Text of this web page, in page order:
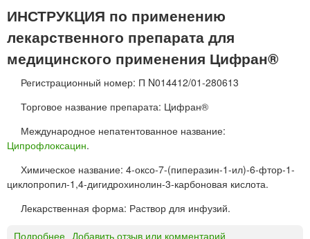
г
о
р
м
е
е
н
О
а
н
С
Т
а
л
е
т
к
ИНСТРУКЦИЯ по применению
лекарственного препарата для
медицинского применения Цифран®
Регистрационный номер: П N014412/01-280613
Торговое название препарата: Цифран®
Международное непатентованное название:
Ципрофлоксацин.
Химическое название: 4-оксо-7-(пиперазин-1-ил)-6-фтор-1-
циклопропил-1,4-дигидрохинолин-3-карбоновая кислота.
Лекарственная форма: Раствор для инфузий.
Подробнее Добавить отзыв или комментарий